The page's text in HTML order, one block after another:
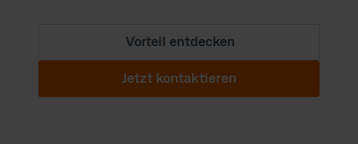
Vorteil entdecken
Jetzt kontaktieren